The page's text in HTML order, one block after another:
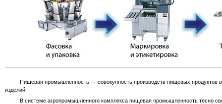
Пищевая промышленность — совокупность производств пищевых продуктов в
изделий.
В системе агропромышленного комплекса пищевая промышленность тесно